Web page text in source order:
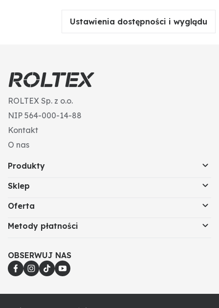
uniknąć napięć, nalezy użyć podkładek tekturowych.
Śrub i nakrętek nie należy dokręcać narzędziem
Ustawienia dostępności i wyglądu
ROLTEX Sp. z o.o.
NIP 564-000-14-88
Kontakt
O nas
Produkty
Sklep
Oferta
Metody płatności
OBSERWUJ NAS